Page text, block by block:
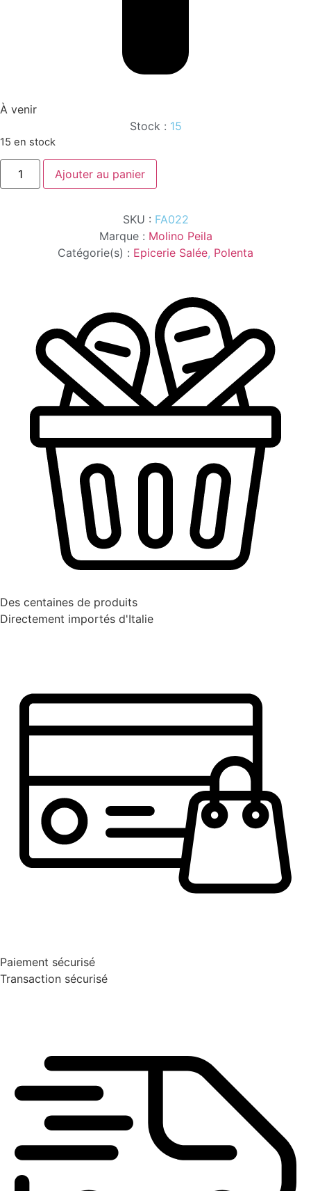
À venir
Stock : 15
15 en stock
quantité
POL.
Ajouter au panier
SKU : FA022
Marque : Molino Peila
Catégorie(s) : Epicerie Salée, Polenta
Des centaines de produits
Directement importés d'Italie
Paiement sécurisé
Transaction sécurisé